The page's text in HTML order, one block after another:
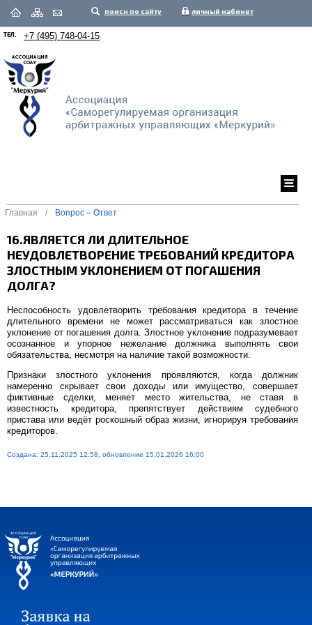
поиск по сайту личный кабинет
ТЕЛ. +7 (495) 748-04-15
Главная / Вопрос – Ответ
16.ЯВЛЯЕТСЯ ЛИ ДЛИТЕЛЬНОЕ
НЕУДОВЛЕТВОРЕНИЕ ТРЕБОВАНИЙ КРЕДИТОРА
ЗЛОСТНЫМ УКЛОНЕНИЕМ ОТ ПОГАШЕНИЯ
ДОЛГА?
Неспособность удовлетворить требования кредитора в течение
длительного времени не может рассматриваться как злостное
уклонение от погашения долга. Злостное уклонение подразумевает
осознанное и упорное нежелание должника выполнять свои
обязательства, несмотря на наличие такой возможности.
Признаки злостного уклонения проявляются, когда должник
намеренно скрывает свои доходы или имущество, совершает
фиктивные сделки, меняет место жительства, не ставя в
известность кредитора, препятствует действиям судебного
пристава или ведёт роскошный образ жизни, игнорируя требования
кредиторов.
Создана: 25.11.2025 12:58, обновление 15.01.2026 16:00